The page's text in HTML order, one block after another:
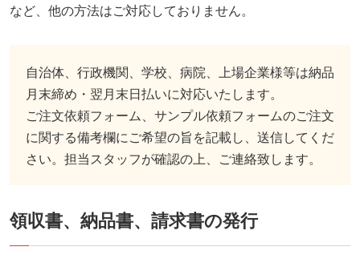
など、他の方法はご対応しておりません。
自治体、行政機関、学校、病院、上場企業様等は納品
月末締め・翌月末日払いに対応いたします。
ご注文依頼フォーム、サンプル依頼フォームのご注文
に関する備考欄にご希望の旨を記載し、送信してくだ
さい。 担当スタッフが確認の上、ご連絡致します。
領収書、納品書、請求書の発行